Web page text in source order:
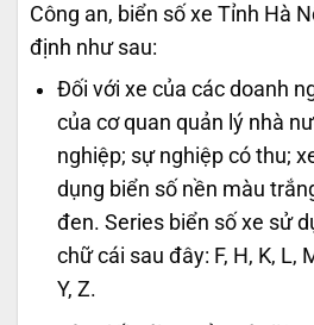
Công an, biển số xe Tỉnh Hà
định như sau:
Đối với xe của các doanh
của cơ quan quản lý nhà
nghiệp; sự nghiệp có thu;
dụng biển số nền màu
đen. Series biển số xe sử
chữ cái sau đây: F, H, K, L,
Y, Z.